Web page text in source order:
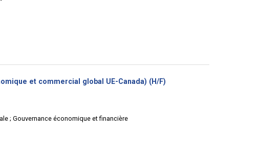
et commercial global UE-Canada) (H/F)
; Gouvernance économique et financière